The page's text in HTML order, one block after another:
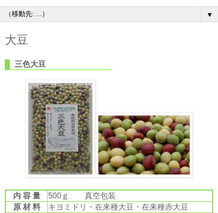
▼
大豆
三色大豆
内 容 量
500ｇ 真空包装
原 材 料
キヨミドリ・在来種大豆・在来種赤大豆